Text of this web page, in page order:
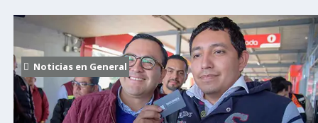
Noticias en General